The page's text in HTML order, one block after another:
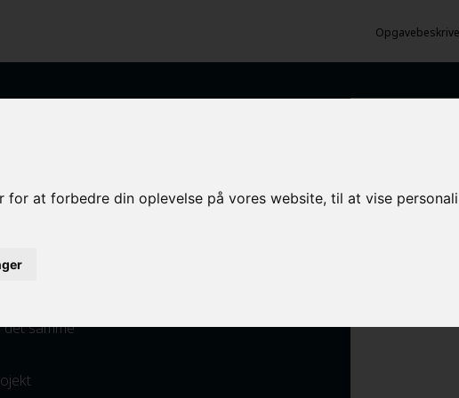
at forbedre din oplevelse på vores website, til at vise
det samme